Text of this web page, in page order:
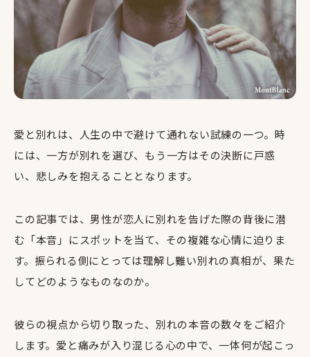
愛と別れは、人生の中で避けて通れない試練の一つ。時
には、一方が別れを選び、もう一方はその決断に戸惑
い、悲しみを抱えることとなります。
この記事では、男性が恋人に別れを告げた際の背後に潜
む「本音」にスポットを当て、その複雑な心情に迫りま
す。振られる側にとっては理解し難い別れの真相が、果た
してどのようなものなのか。
彼らの視点から切り取った、別れの本音の数々をご紹介
します。愛と痛みが入り混じる心の中で、一体何が起こっ